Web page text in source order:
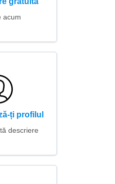
acum
ți profilul
descriere